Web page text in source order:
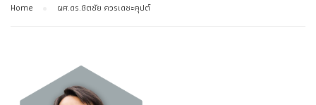
Home ผศ.ดร.ชิตชัย ควรเดชะคุปต์